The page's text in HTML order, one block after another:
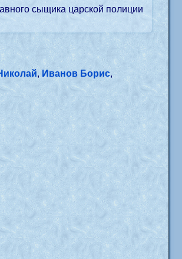
сыщика царской полиции
, Иванов Борис,